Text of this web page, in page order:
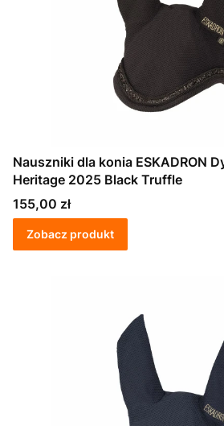
Nauszniki dla konia ESKADRON
Heritage 2025 Black Truffle
Cena
155,00 zł
Zobacz produkt